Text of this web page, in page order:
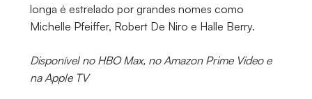
longa é estrelado por grandes nomes como
Michelle Pfeiffer, Robert De Niro e Halle Berry.
Disponível no HBO Max, no Amazon Prime Video e
na Apple TV